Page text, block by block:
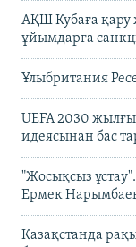
АҚШ Кубаға қару
ұйымдарға
Ұлыбритания
UEFA 2030
идеясынан бас
"Жосықсыз
Ермек
Қазақстанда